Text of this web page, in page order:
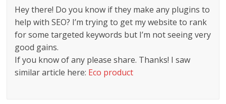
Hey there! Do you know if they make any plugins to
help with SEO? I’m trying to get my website to rank
for some targeted keywords but I’m not seeing very
good gains.
If you know of any please share. Thanks! I saw
similar article here: Eco product